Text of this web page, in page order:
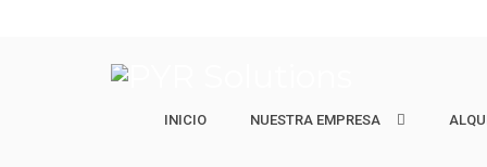
INICIO NUESTRA EMPRESA
NUESTRA EMPRESA